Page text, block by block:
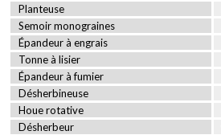
Planteuse
Semoir monograines
Épandeur à engrais
Tonne à lisier
Épandeur à fumier
Désherbineuse
Houe rotative
Désherbeur